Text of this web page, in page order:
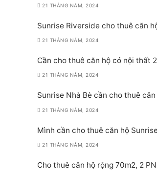
21 THÁNG NĂM, 2024
Sunrise Riverside cho thuê căn
21 THÁNG NĂM, 2024
Cần cho thuê căn hộ có nội thất
21 THÁNG NĂM, 2024
Sunrise Nhà Bè cần cho thuê
21 THÁNG NĂM, 2024
Mình cần cho thuê căn hộ
21 THÁNG NĂM, 2024
Cho thuê căn hộ rộng 70m2, 2